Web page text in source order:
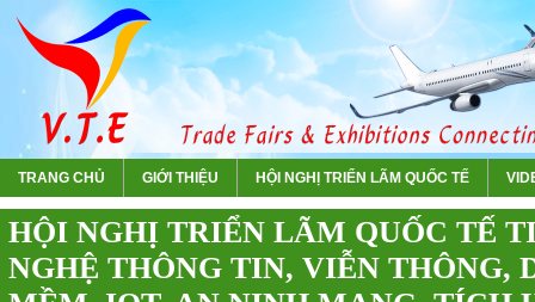
TRANG CHỦ GIỚI THIỆU HỘI NGHỊ TRIỂN LÃM QUỐC TẾ
HỘI NGHỊ TRIỂN LÃM QUỐC TẾ
NGHỆ THÔNG TIN, VIỄN THÔNG,